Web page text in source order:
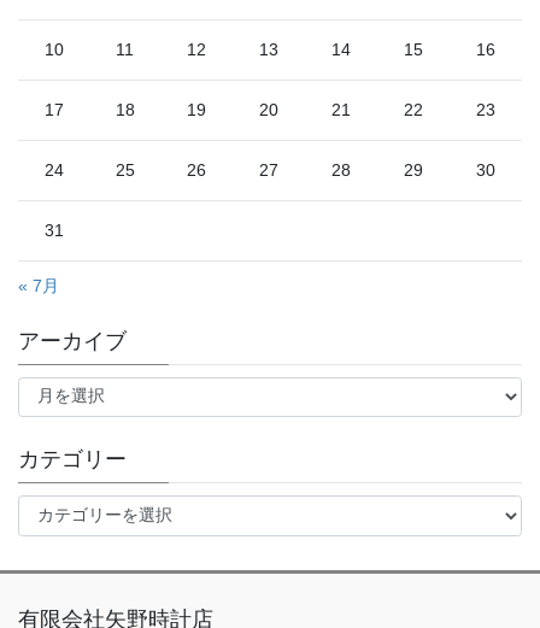
10 11 12 13 14 15 16
17 18 19 20 21 22 23
24 25 26 27 28 29 30
31
« 7月
アーカイブ
ア
イ
カテゴリー
テ
ー
有限会社矢野時計店